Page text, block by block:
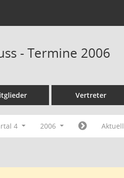
- Termine 2006
Vertreter
4 2006 Aktuell